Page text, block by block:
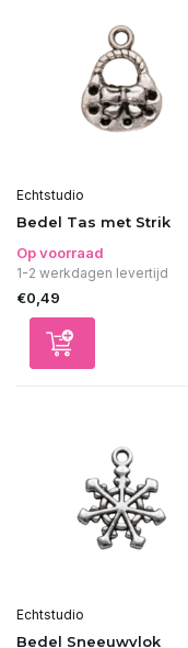
Echtstudio
Bedel Tas met Strik
Op voorraad
1-2 werkdagen levertijd
€0,49
Echtstudio
Bedel Sneeuwvlok